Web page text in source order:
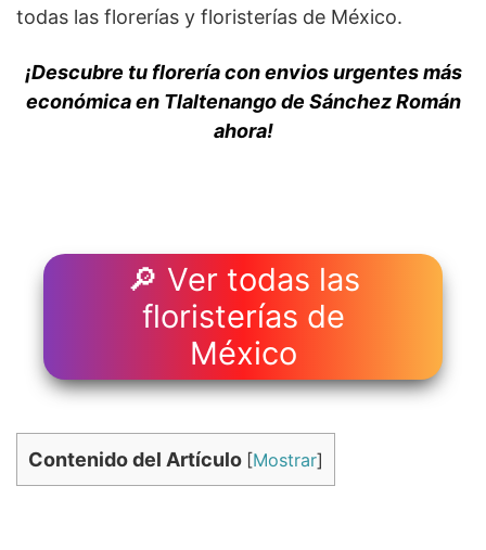
todas las florerías y floristerías de México.
¡Descubre tu florería con envios urgentes más
económica en Tlaltenango de Sánchez Román
ahora!
🔎 Ver todas las
floristerías de
México
Contenido del Artículo [Mostrar]